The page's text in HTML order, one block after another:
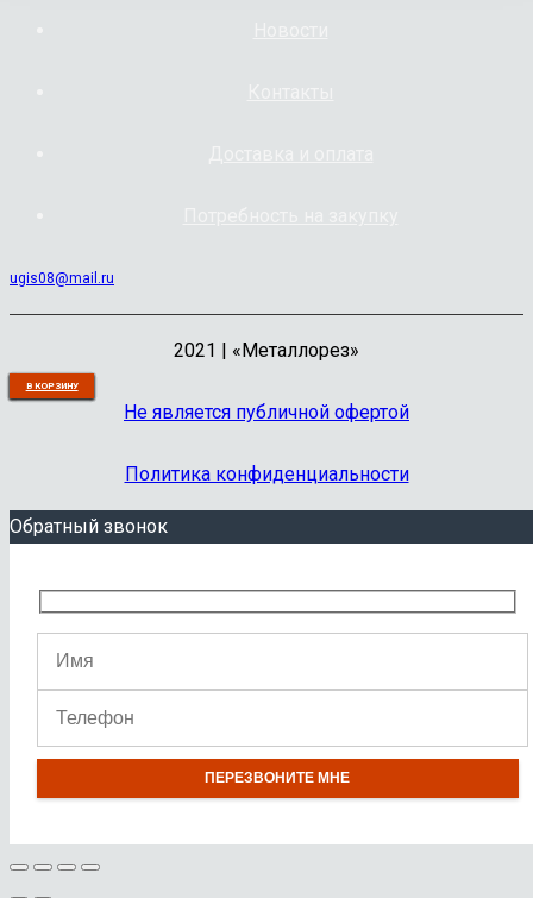
В КОРЗИНУ
В КОРЗИНУ
В КОРЗИНУ
В КОРЗИНУ
В КОРЗИНУ
В КОРЗИНУ
В КОРЗИНУ
В КОРЗИНУ
В КОРЗИНУ
В КОРЗИНУ
ugis08@mail.ru
2021 | «Металлорез»
Не является публичной офертой
Политика конфиденциальности
Обратный звонок